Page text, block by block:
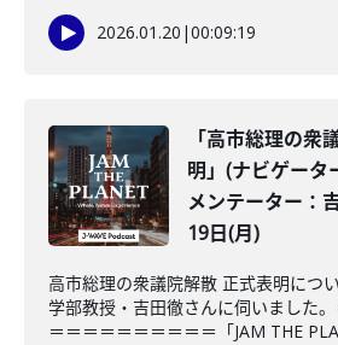
2026.01.20 |00:09:19
「高市総理の衆
明」(ナビゲータ
メンテーター：
19日(月)
高市総理の衆議院解散 正式表明につ
学部教授・吉田徹さんに伺いました
＝＝＝＝＝＝＝＝＝＝「JAM THE